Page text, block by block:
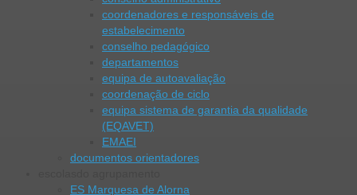
coordenadores e responsáveis de
estabelecimento
conselho pedagógico
departamentos
equipa de autoavaliação
coordenação de ciclo
equipa sistema de garantia da qualidade
(EQAVET)
EMAEI
documentos orientadores
ES Marquesa de Alorna